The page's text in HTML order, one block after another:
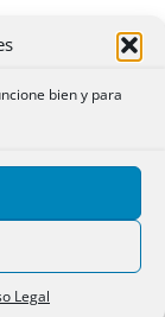
bien y para
Legal
el año de la
transcribir los
a público de los
notarial del